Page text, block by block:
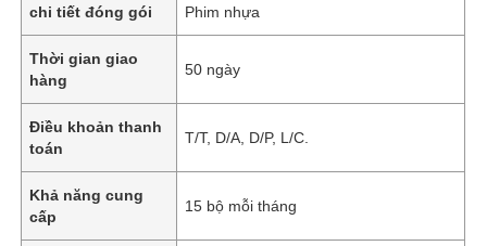
chi tiết đóng gói Phim nhựa
Thời gian giao
hàng
50 ngày
Điều khoản thanh
toán
T/T, D/A, D/P, L/C.
Khả năng cung
cấp
15 bộ mỗi tháng